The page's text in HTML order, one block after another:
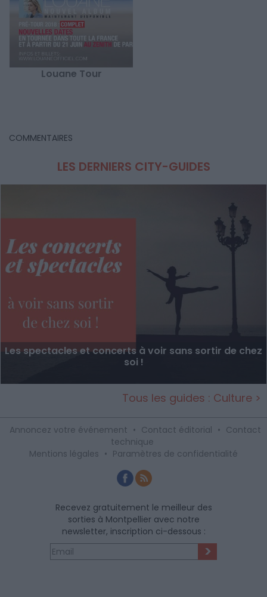
Louane Tour
COMMENTAIRES
LES DERNIERS CITY-GUIDES
Les spectacles et concerts à voir sans sortir de chez
soi !
Tous les guides : Culture >
Annoncez votre événement • Contact éditorial • Contact
technique
Mentions légales • Paramètres de confidentialité
Recevez gratuitement le meilleur des
sorties à Montpellier avec notre
newsletter, inscription ci-dessous :
>